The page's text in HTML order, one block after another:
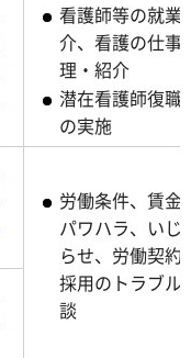
看護師等の就業
介、看護の仕事
理・紹
潜在看護師復職
の実施
労働条件、賃金
パワハラ、いじ
らせ、労働契約
採用のトラブル
談